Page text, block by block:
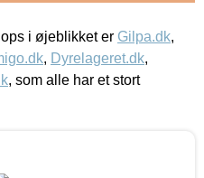
i øjeblikket er Gilpa.dk,
, Dyrelageret.dk,
, som alle har et stort